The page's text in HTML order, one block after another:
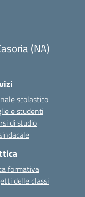
(NA)
scolastico
e studenti
di studio
formativa
delle classi